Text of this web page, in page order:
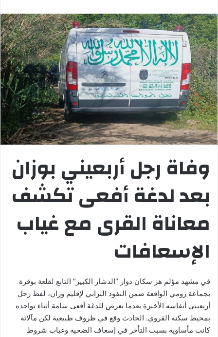
وفاة رجل أربعيني بوزان
بعد لدغة أفعى تكشف
معاناة القرى مع غياب
الإسعافات
في مشهد مؤلم هز سكان دوار “الدشار الكبير” التابع لقلعة بوقرة
بجماعة زومي الواقعة ضمن النفوذ الترابي لإقليم وزان، لفظ رجل
أربعيني أنفاسه الأخيرة بعدما تعرض للدغة أفعى سامة أثناء تواجده
بمحيط سكنه القروي. الحادث وقع في ظروف طبيعية لكن مآلاته
كانت مأساوية بسبب التأخر في إسعاف الضحية وغياب شروط